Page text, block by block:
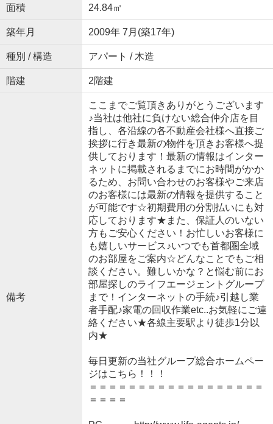
面積 24.84㎡
築年月 2009年 7月(築17年)
種別 / 構造 アパート / 木造
階建 2階建
備考
ここまでご覧頂きありがとうございます
♪当社は他社に負けない総合仲介店を目
指し、各沿線の各不動産会社様へ直接ご
挨拶に行き最新の物件を頂きお客様へ提
供しております！最新の情報はインター
ネットに掲載されるまでにお時間がかか
るため、お問い合わせのお客様やご来店
のお客様には最新の情報を提供すること
が可能です☆初期費用の分割払いにも対
応しております★また、保証人のいない
方もご安心ください！お忙しいお客様に
も嬉しいサービス♪いつでも首都圏全域
のお部屋をご案内☆どんなことでもご相
談ください。難しいかな？と悩む前にお
部屋探しのライフエージェントグループ
まで！インターネットの手続♪引越し業
者手配♪家電の回収作業etc..お気軽にご連
絡ください★各線主要駅より徒歩1分以
内★
毎日更新の当社グループ総合ホームペー
ジはこちら！！！
＝＝＝＝＝＝＝＝＝＝＝＝＝＝＝＝＝＝
＝＝＝＝